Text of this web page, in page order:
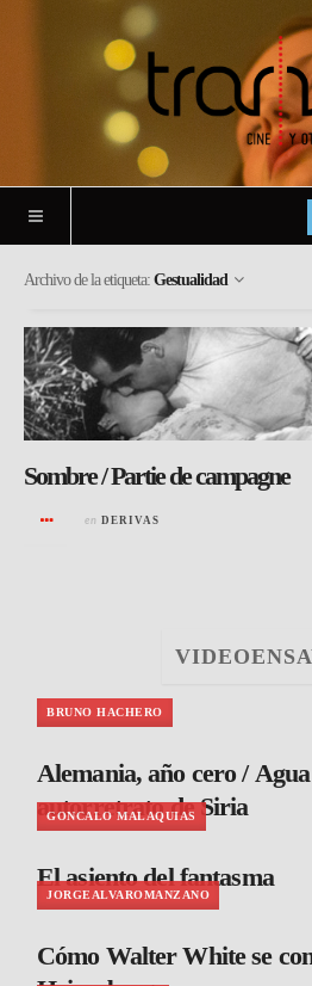
Archivo de la etiqueta: Gestualidad
Sombre / Partie de campagne
en DERIVAS
BRUNO HACHERO
Alemania, año cero /
autorretrato de Siria
GONCALO MALAQUIAS
El asiento del fantasma
JORGEALVAROMANZANO
Cómo Walter White se